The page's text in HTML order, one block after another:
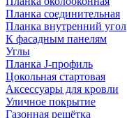
Планка соединительная
Планка внутренний угол
К фасадным панелям
Углы
Планка J-профиль
Цокольная стартовая
Аксессуары для кровли
Уличное покрытие
Газонная решётка